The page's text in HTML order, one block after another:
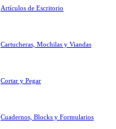
Artículos de Escritorio
Cartucheras, Mochilas y Viandas
Cortar y Pegar
Cuadernos, Blocks y Formularios